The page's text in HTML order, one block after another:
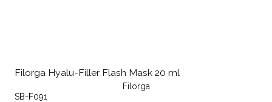
Filorga Hyalu-Filler Flash Mask 20 ml
Filorga
SB-F091